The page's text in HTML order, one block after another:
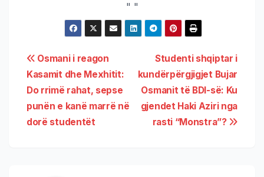
" "
Studenti shqiptar i
kundërpërgjigjet Bujar
Osmanit të BDI-së: Ku
gjendet Haki Aziri nga
rasti “Monstra”?
Osmani i reagon
Kasamit dhe Mexhitit:
Do rrimë rahat, sepse
punën e kanë marrë në
dorë studentët